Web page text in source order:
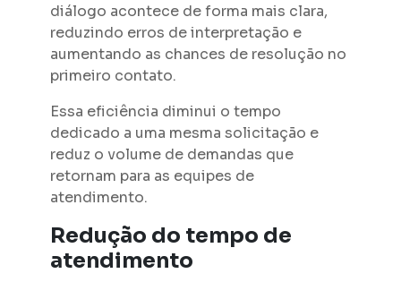
diálogo acontece de forma mais clara,
reduzindo erros de interpretação e
aumentando as chances de resolução no
primeiro contato.
Essa eficiência diminui o tempo
dedicado a uma mesma solicitação e
reduz o volume de demandas que
retornam para as equipes de
atendimento.
Redução do tempo de
atendimento